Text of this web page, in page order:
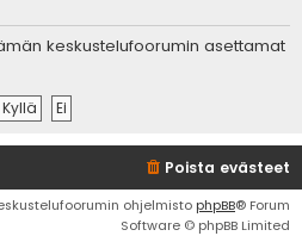
keskustelufoorumin asettamat
Poista evästeet
ohjelmisto phpBB® Forum
Software © phpBB Limited